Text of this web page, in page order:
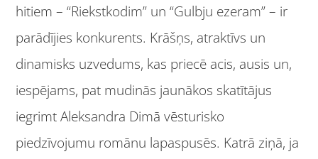
hitiem – “Riekstkodim” un “Gulbju ezeram” – ir
parādījies konkurents. Krāšņs, atraktīvs un
dinamisks uzvedums, kas priecē acis, ausis un,
iespējams, pat mudinās jaunākos skatītājus
iegrimt Aleksandra Dimā vēsturisko
piedzīvojumu romānu lapaspusēs. Katrā ziņā, ja